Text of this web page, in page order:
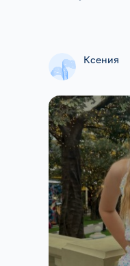
Ксения